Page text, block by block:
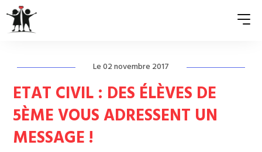
QUI SOMMES-NOUS ?
ASSOCIATIONS MEMBRES
Le 02 novembre 2017
ETAT CIVIL : DES ÉLÈVES DE
5ÈME VOUS ADRESSENT UN
MESSAGE !